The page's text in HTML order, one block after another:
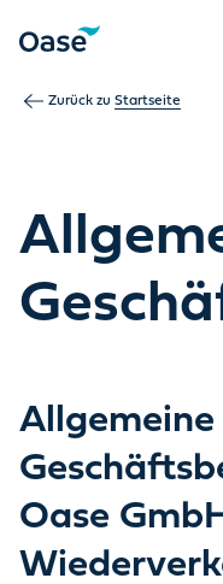
Zurück zu Startseite
Allgemeine
Oase